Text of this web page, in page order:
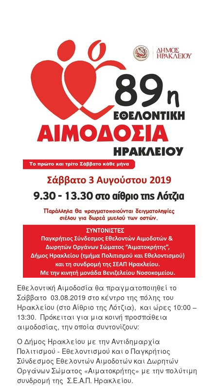
2010
ΗΡΑΚΛΕΙΟ
Εθελοντική Αιμοδοσία θα πραγματοποιηθεί το
Σάββατο 03.08.2019 στο κέντρο της πόλης του
Ηρακλείου (στο Αίθριο της Λότζια), και ώρες 10:00 –
13:30. Πρόκειται για μια κοινή προσπάθεια
αιμοδοσίας, την οποία συντονίζουν:
O Δήμος Ηρακλείου με την Αντιδημαρχία
Πολιτισμού - Εθελοντισμού και ο Παγκρήτιος
Σύνδεσμος Εθελοντών Αιμοδοτών και Δωρητών
Οργάνων Σώματος «Αιματοκρήτης» με την πολύτιμη
συνδρομή της Σ.Ε.Α.Π. Ηρακλείου.